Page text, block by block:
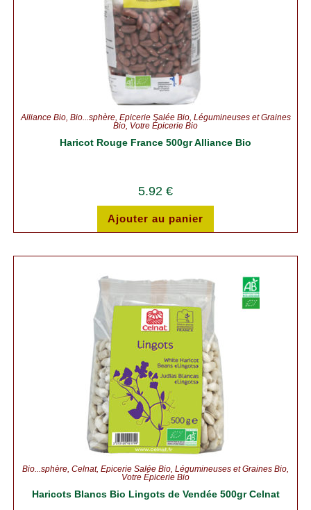
Alliance Bio, Bio...sphère, Épicerie Salée Bio, Légumineuses et Graines
Bio, Votre Épicerie Bio
Haricot Rouge France 500gr Alliance Bio
5.92 €
Ajouter au panier
Bio...sphère Celnat, Épicerie Salée Bio Légumineuses et Graines Bio
Votre Épicerie Bio
Haricots Blancs Bio Lingots de Vendée 500gr Celnat